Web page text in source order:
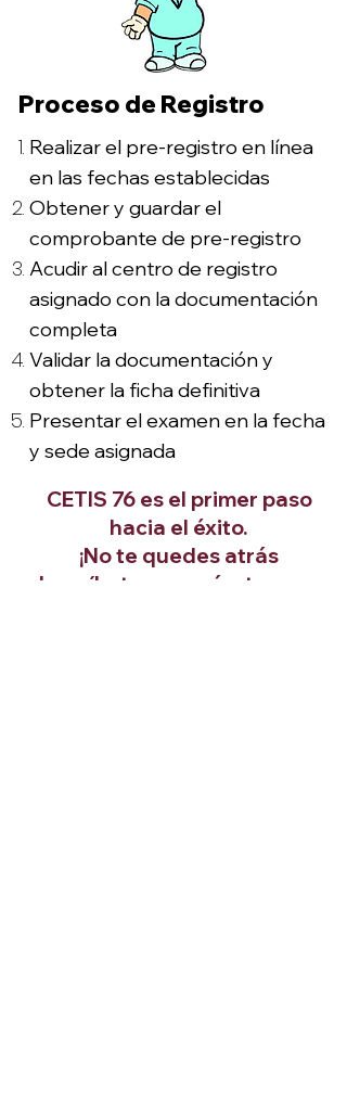
Proceso de Registro
Realizar el pre-registro en línea
en las fechas establecidas
Obtener y guardar el
comprobante de pre-registro
Acudir al centro de registro
asignado con la documentación
completa
Validar la documentación y
obtener la ficha definitiva
Presentar el examen en la fecha
y sede asignada
CETIS 76 es el primer paso
hacia el éxito.
¡No te quedes atrás
Inscríbete y prepárate para